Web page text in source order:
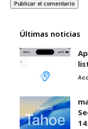
Últimas noticias